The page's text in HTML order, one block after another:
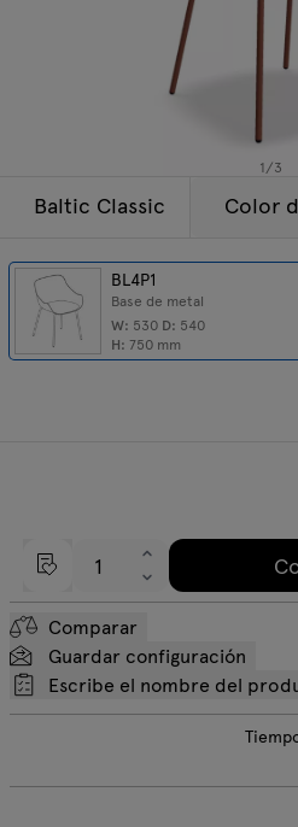
1/3
Baltic Classic
BL4P1
Base de metal
W: 530 D: 540
H: 750 mm
Color
Comparar
Guardar configuración
Escribe el nombre del